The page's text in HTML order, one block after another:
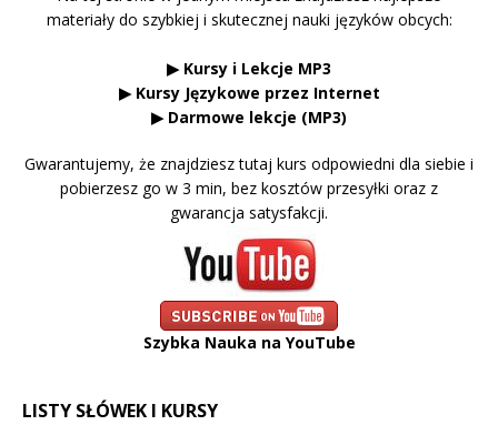
materiały do szybkiej i skutecznej nauki języków obcych:
▶ Kursy i Lekcje MP3
▶ Kursy Językowe przez Internet
▶ Darmowe lekcje (MP3)
Gwarantujemy, że znajdziesz tutaj kurs odpowiedni dla siebie i
pobierzesz go w 3 min, bez kosztów przesyłki oraz z
gwarancja satysfakcji.
Szybka Nauka na YouTube
LISTY SŁÓWEK I KURSY